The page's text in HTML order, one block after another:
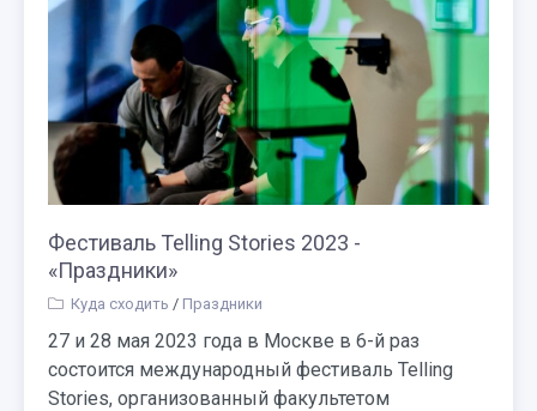
Фестиваль Telling Stories 2023 -
«Праздники»
Куда сходить / Праздники
27 и 28 мая 2023 года в Москве в 6-й раз
состоится международный фестиваль Telling
Stories, организованный факультетом